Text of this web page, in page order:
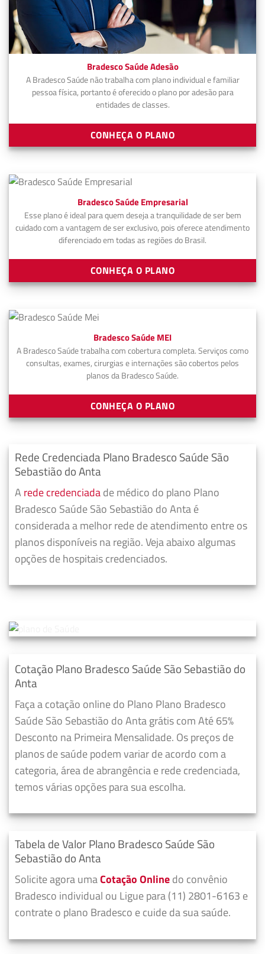
Bradesco Saúde Adesão
A Bradesco Saúde não trabalha com plano individual e familiar
pessoa física, portanto é oferecido o plano por adesão para
entidades de classes.
CONHEÇA O PLANO
Bradesco Saúde Empresarial
Esse plano é ideal para quem deseja a tranquilidade de ser bem
cuidado com a vantagem de ser exclusivo, pois oferece atendimento
diferenciado em todas as regiões do Brasil.
CONHEÇA O PLANO
Bradesco Saúde MEI
A Bradesco Saúde trabalha com cobertura completa. Serviços como
consultas, exames, cirurgias e internações são cobertos pelos
planos da Bradesco Saúde.
CONHEÇA O PLANO
Rede Credenciada Plano Bradesco Saúde São
Sebastião do Anta
A rede credenciadade médico do plano Plano
Bradesco Saúde São Sebastião do Anta é
considerada a melhor rede de atendimento entre os
planos disponíveis na região. Veja abaixo algumas
opções de hospitais credenciados.
Cotação Plano Bradesco Saúde São Sebastião do
Anta
Faça a cotação online do Plano Plano Bradesco
Saúde São Sebastião do Anta grátis com Até 65%
Desconto na Primeira Mensalidade. Os preços de
planos de saúde podem variar de acordo com a
categoria, área de abrangência e rede credenciada,
temos várias opções para sua escolha.
Tabela de Valor Plano Bradesco Saúde São
Sebastião do Anta
Solicite agora umaCotação Onlinedo convênio
Bradesco individual ou Ligue para (11) 2801-6163 e
contrate o plano Bradesco e cuide da sua saúde.